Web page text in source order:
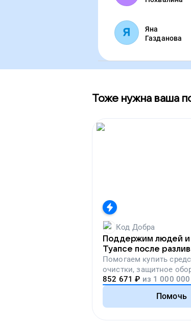
Яна
Газданова
Тоже нужна ваша
Код Добра
Поддержим людей и
Туапсе после
Помогаем купить
очистки, защитное
лекарства, корм и
необходимости
852 671 ₽ из 1 000 000
Помочь